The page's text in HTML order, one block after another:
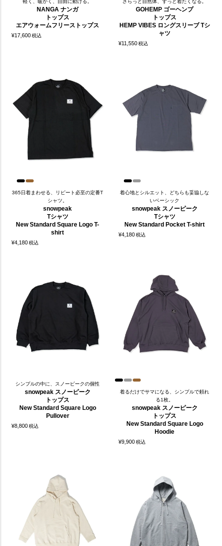
NANGA ナンガ
トップス
エアウォームフリーストップス
¥17,600税込
GOHEMP ゴーヘンプ
トップス
HEMP VIBES ロングスリーブ Tシ
ャツ
¥11,550税込
365日着まわせる、リピート必至の定番T
シャツ。
snowpeak
Tシャツ
New Standard Square Logo T-
shirt
¥4,180税込
着心地とシルエット、どちらも妥協しな
いベーシック
snowpeak スノーピーク
Tシャツ
New Standard Pocket T-shirt
¥4,180税込
シンプルの中に、スノーピークの個性
snowpeak スノーピーク
トップス
New Standard Square Logo
Pullover
¥8,800税込
着るだけでサマになる、シンプルで頼れ
る1枚。
snowpeak スノーピーク
トップス
New Standard Square Logo
Hoodie
¥9,900税込